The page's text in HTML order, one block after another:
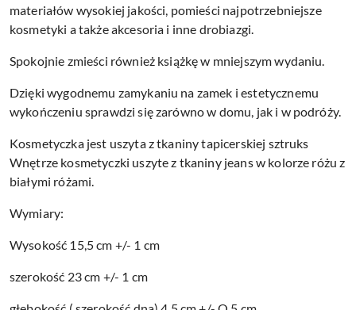
materiałów wysokiej jakości, pomieści najpotrzebniejsze
kosmetyki a także akcesoria i inne drobiazgi.
Spokojnie zmieści również książkę w mniejszym wydaniu.
Dzięki wygodnemu zamykaniu na zamek i estetycznemu
wykończeniu sprawdzi się zarówno w domu, jak i w podróży.
Kosmetyczka jest uszytaz tkaniny tapicerskiej sztruks
Wnętrze kosmetyczki uszyte z tkaniny jeans w kolorze różu z
białymi różami.
Wymiary:
Wysokość 15,5 cm +/- 1 cm
szerokość 23 cm +/- 1 cm